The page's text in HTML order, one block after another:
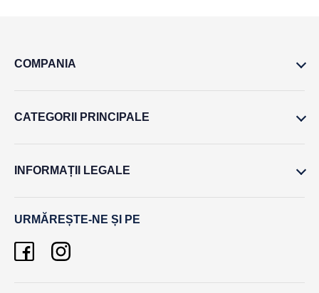
COMPANIA
CATEGORII PRINCIPALE
INFORMAȚII LEGALE
URMĂREȘTE-NE ȘI PE